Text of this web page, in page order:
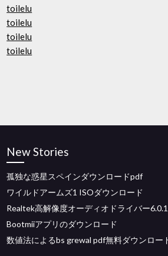
toilelu
toilelu
toilelu
toilelu
New Stories
孤独な惑星スペインダウンロードpdf
ワイルドアームズ1 ISOダウンロード
Realtek高解像度オーディオドライバー
Bootmiiアプリのダウンロード
数値法によるbs grewal pdf無料ダウンロー